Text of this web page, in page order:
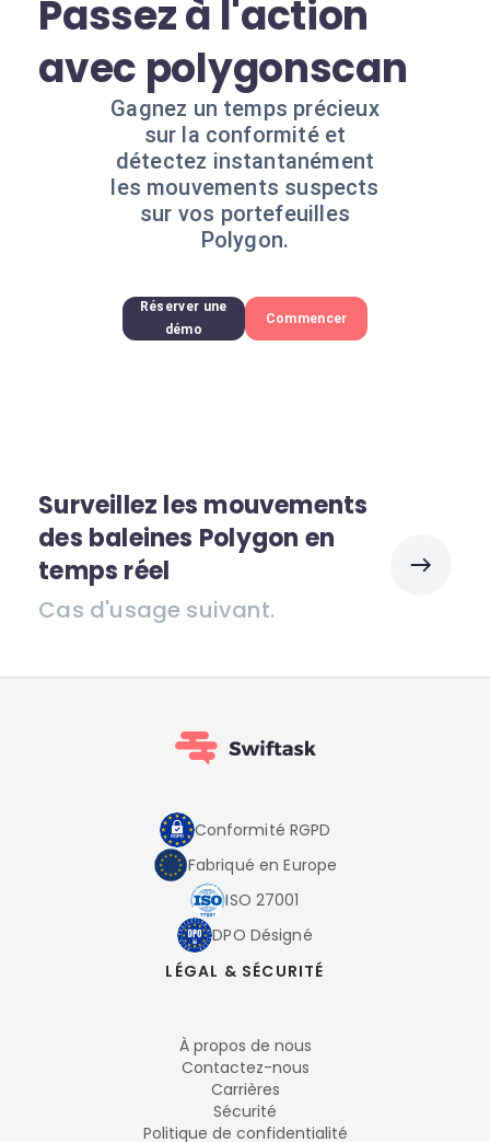
Passez à l'action
avec polygonscan
Gagnez un temps précieux
sur la conformité et
détectez instantanément
les mouvements suspects
sur vos portefeuilles
Polygon.
Réserver une
démo
Commencer
Surveillez les mouvements
des baleines Polygon en
temps réel
Cas d'usage suivant.
Conformité RGPD
Fabriqué en Europe
ISO 27001
DPO Désigné
LÉGAL & SÉCURITÉ
À propos de nous
Contactez-nous
Carrières
Sécurité
Politique de confidentialité